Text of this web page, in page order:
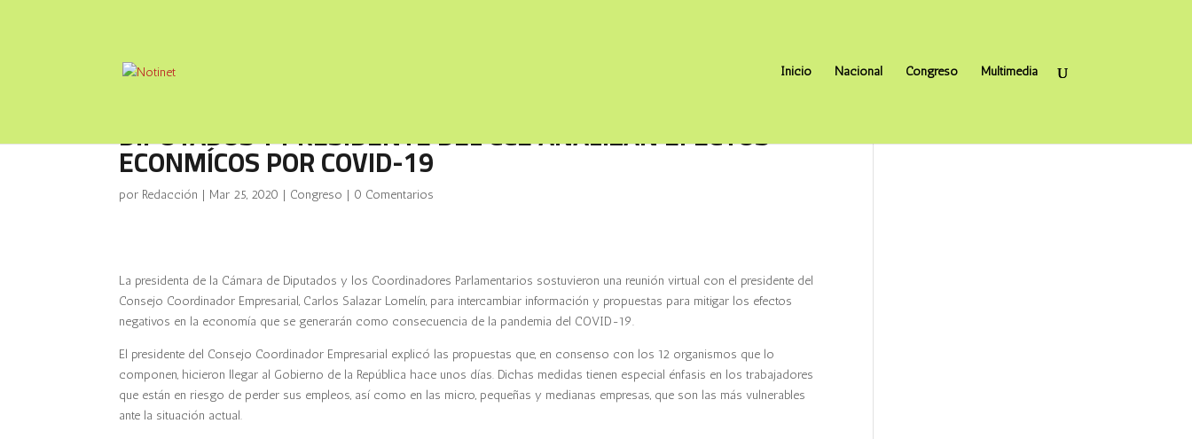
Inicio Nacional Congreso Multimedia
DIPUTADOS Y PRESIDENTE DEL CCE ANALIZAN EFECTOS
ECONMÍCOS POR COVID-19
por Redacción | Mar 25, 2020 | Congreso | 0 Comentarios
La presidenta de la Cámara de Diputados y los Coordinadores Parlamentarios sostuvieron una reunión virtual con el presidente del
Consejo Coordinador Empresarial, Carlos Salazar Lomelín, para intercambiar información y propuestas para mitigar los efectos
negativos en la economía que se generarán como consecuencia de la pandemia del COVID-19.
El presidente del Consejo Coordinador Empresarial explicó las propuestas que, en consenso con los 12 organismos que lo
componen, hicieron llegar al Gobierno de la República hace unos días. Dichas medidas tienen especial énfasis en los trabajadores
que están en riesgo de perder sus empleos, así como en las micro, pequeñas y medianas empresas, que son las más vulnerables
ante la situación actual.